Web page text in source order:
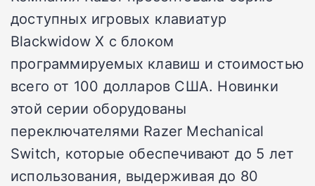
доступных игровых клавиатур
Blackwidow X с блоком
программируемых клавиш и стоимостью
всего от 100 долларов США. Новинки
этой серии оборудованы
переключателями Razer Mechanical
Switch, которые обеспечивают до 5 лет
использования, выдерживая до 80